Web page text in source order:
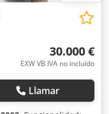
30.000 €
EXW VB IVA no incluído
Llamar